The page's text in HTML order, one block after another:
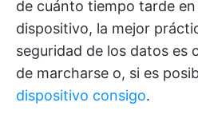
de cuánto tiempo tarde
dispositivo, la mejor
seguridad de los datos es
de marcharse o, si es
dispositivo consigo.